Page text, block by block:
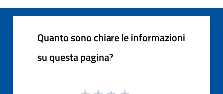
Quanto sono chiare le informazioni
su questa pagina?